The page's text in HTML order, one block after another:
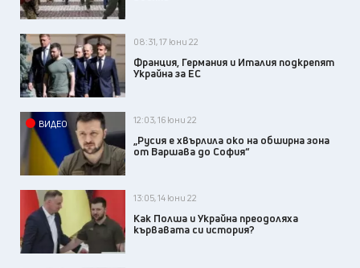
08:31, 17 юни 22
Франция, Германия и Италия подкрепят
Украйна за ЕС
ВИДЕО 12:03, 16 юни 22
„Русия е хвърлила око на обширна зона
от Варшава до София“
13:05, 14 юни 22
Как Полша и Украйна преодоляха
кървавата си история?